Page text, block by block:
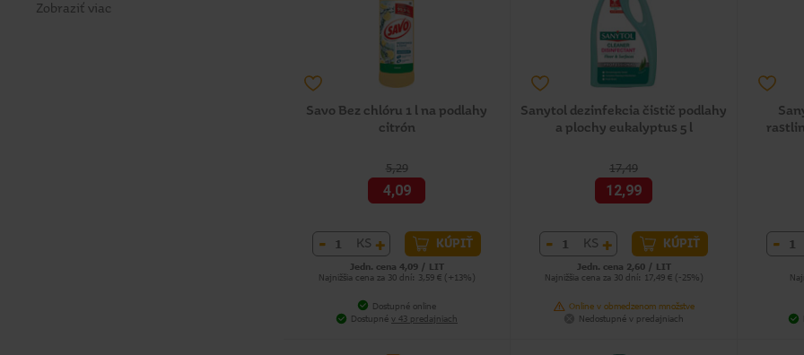
Zobraziť viac
Savo Bez chlóru 1 l na podlahy
citrón
5,29
4,09
- KS + KÚPIŤ
Jedn. cena 4,09 / LIT
Najnižšia cena za 30 dní: 3,59 € (+13%)
Dostupné online
Dostupné v 43 predajniach
Sanytol dezinfekcia čistič podlahy
a plochy eukalyptus 5 l
17,49
12,99
- KS + KÚPIŤ
Jedn. cena 2,60 / LIT
Najnižšia cena za 30 dní: 17,49 € (-25%)
Online v obmedzenom množstve
Nedostupné v predajniach
-